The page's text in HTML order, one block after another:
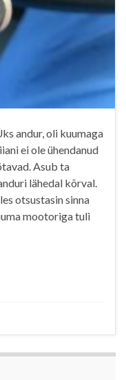
andur, oli kuumaga
ei ole ühendanud
Asub ta
lähedal kõrval.
otsustasin sinna
mootoriga tuli